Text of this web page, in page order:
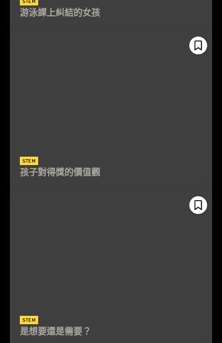
STEM
游泳課上糾結的女孩
STEM
孩子對得獎的價值觀
STEM
是想要還是需要？